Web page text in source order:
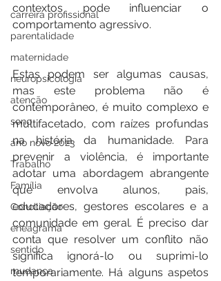
carreira profissional
parentalidade
maternidade
neuropsicologia
atenção
sono
ano novo 2023
Trabalho
Família
Conciliação
eneagrama
sentido
mudança
contextos pode influenciar o
comportamento agressivo.
Estas podem ser algumas causas,
mas este problema não é
contemporâneo, é muito complexo e
multifacetado, com raízes profundas
na história da humanidade. Para
prevenir a violência, é importante
adotar uma abordagem abrangente
que envolva alunos, pais,
educadores, gestores escolares e a
comunidade em geral. É preciso dar
conta que resolver um conflito não
significa ignorá-lo ou suprimi-lo
temporariamente. Há alguns aspetos